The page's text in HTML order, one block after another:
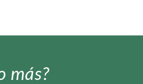
más?